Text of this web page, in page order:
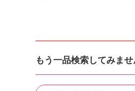
もう一品検索してみませ